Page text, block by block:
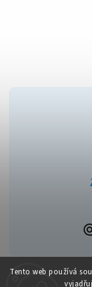
Tento web používá